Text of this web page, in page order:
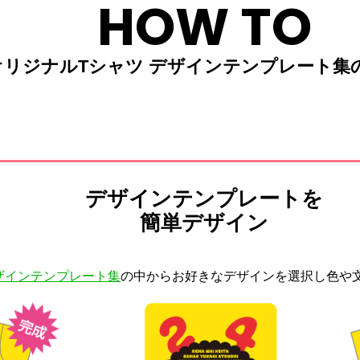
HOW TO
リジナルTシャツ デザインテンプレート集
デザインテンプレートを
簡単デザイン
インテンプレート集の中からお好きなデザインを選択し色や